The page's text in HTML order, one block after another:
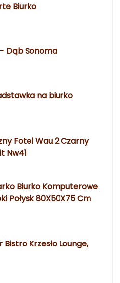
Biurko
Dąb Sonoma
na biurko
Fotel Wau 2 Czarny
Nw41
Biurko Komputerowe
Połysk 80X50X75 Cm
Bistro Krzesło Lounge,